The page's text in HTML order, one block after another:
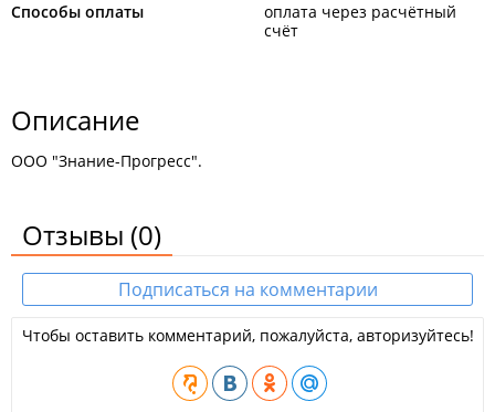
Способы оплаты
оплата через расчётный
счёт
Описание
ООО "Знание-Прогресс".
Отзывы (0)
Подписаться на комментарии
Чтобы оставить комментарий, пожалуйста, авторизуйтесь!